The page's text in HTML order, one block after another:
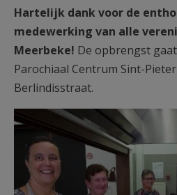
Hartelijk dank voor de
medewerking van alle
Meerbeke! De opbrengst
Parochiaal Centrum Sint-
Berlindisstraat.